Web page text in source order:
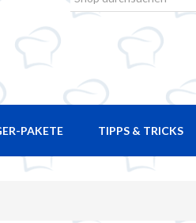
PAKETE TIPPS & TRICKS